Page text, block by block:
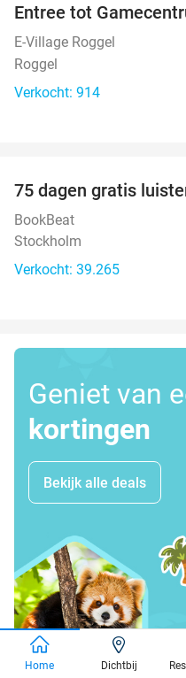
Entree tot
E-Village Roggel
Roggel
Verkocht: 914
75 dagen gratis
BookBeat
Stockholm
Verkocht: 39.265
Geniet van
kortingen
Bekijk alle deals
Home Dichtbij